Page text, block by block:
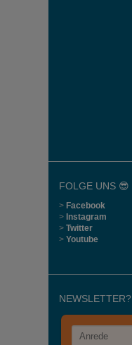
FOLGE UNS 😎
> Facebook
> Instagram
> Twitter
> Youtube
NEWSLETTER?